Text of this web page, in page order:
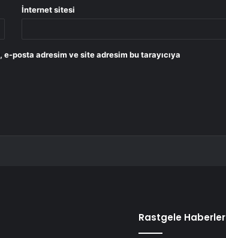
İnternet sitesi
e-posta adresim ve site adresim bu tarayıcıya
Rastgele Haberler